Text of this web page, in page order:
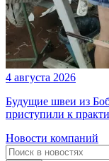
4 августа 2026
Будущие швеи из
приступили к
Новости компаний